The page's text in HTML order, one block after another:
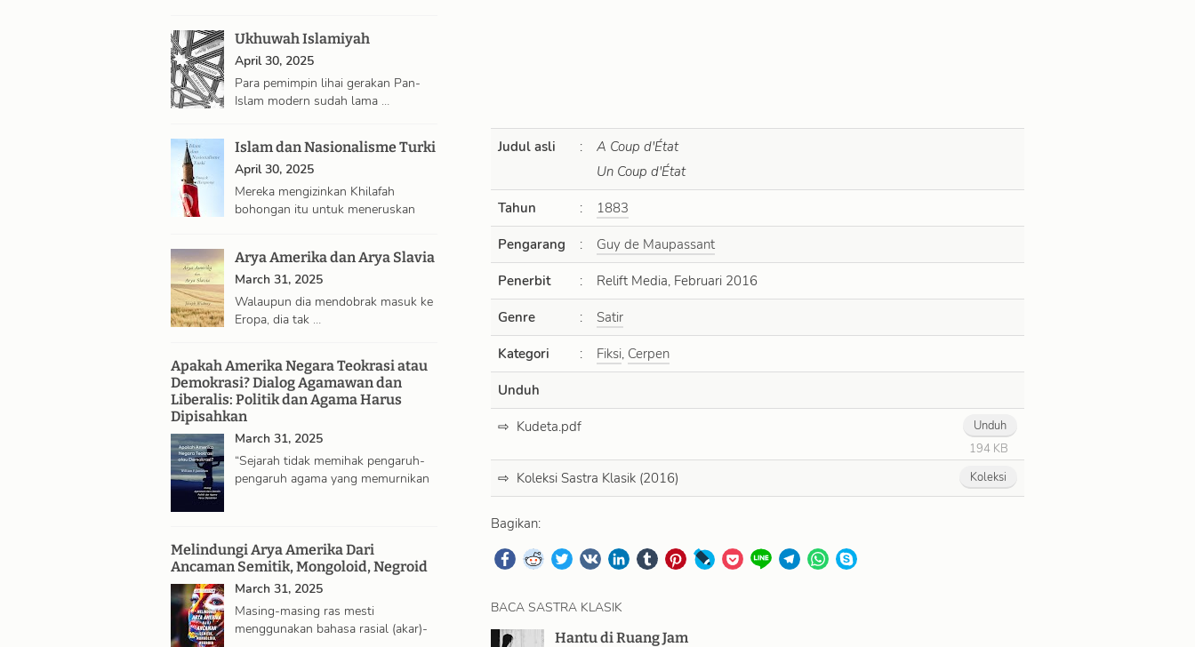
Judul asli :
A Coup d'État
Un Coup d'État
Tahun : 1883
Pengarang : Guy de Maupassant
Penerbit : Relift Media, Februari 2016
Genre : Satir
Kategori : Fiksi, Cerpen
Unduh
Unduh
194 KB
Kudeta.pdf
Koleksi
Koleksi Sastra Klasik (2016)
Bagikan:
BACA SASTRA KLASIK
Hantu di Ruang Jam
Ukhuwah Islamiyah
April 30, 2025
Para pemimpin lihai gerakan Pan-
Islam modern sudah lama …
Islam dan Nasionalisme Turki
April 30, 2025
Mereka mengizinkan Khilafah
bohongan itu untuk meneruskan
Arya Amerika dan Arya Slavia
March 31, 2025
Walaupun dia mendobrak masuk ke
Eropa, dia tak …
Apakah Amerika Negara Teokrasi atau
Demokrasi? Dialog Agamawan dan
Liberalis: Politik dan Agama Harus
Dipisahkan
March 31, 2025
“Sejarah tidak memihak pengaruh-
pengaruh agama yang memurnikan
Melindungi Arya Amerika Dari
Ancaman Semitik, Mongoloid, Negroid
March 31, 2025
Masing-masing ras mesti
menggunakan bahasa rasial (akar)-